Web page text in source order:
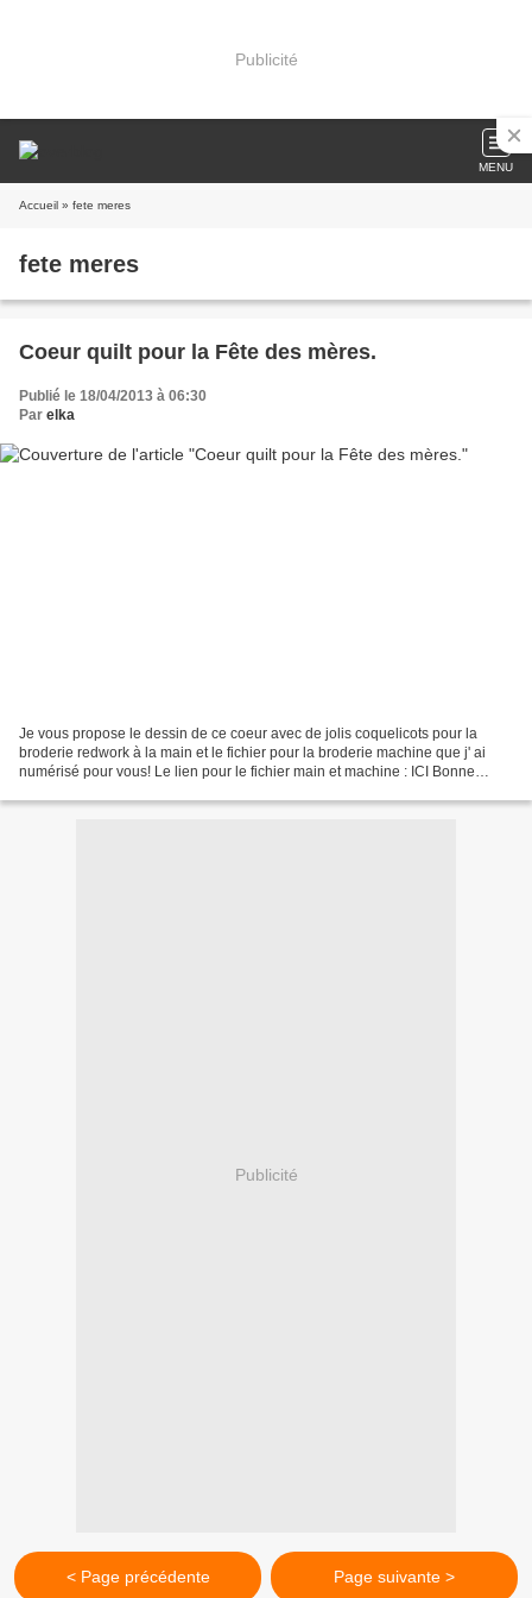
Publicité
MENU
Accueil » fete meres
fete meres
Coeur quilt pour la Fête des mères.
Publié le 18/04/2013 à 06:30
Par elka
Je vous propose le dessin de ce coeur avec de jolis coquelicots pour la
broderie redwork à la main et le fichier pour la broderie machine que j' ai
numérisé pour vous! Le lien pour le fichier main et machine : ICI Bonne
Publicité
< Page précédente Page suivante >